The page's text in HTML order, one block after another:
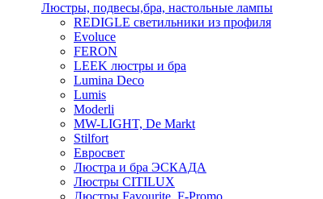
Люстры, подвесы,бра, настольные лампы
REDIGLE светильники из профиля
Evoluce
FERON
LEEK люстры и бра
Lumina Deco
Lumis
Moderli
MW-LIGHT, De Markt
Stilfort
Евросвет
Люстра и бра ЭСКАДА
Люстры CITILUX